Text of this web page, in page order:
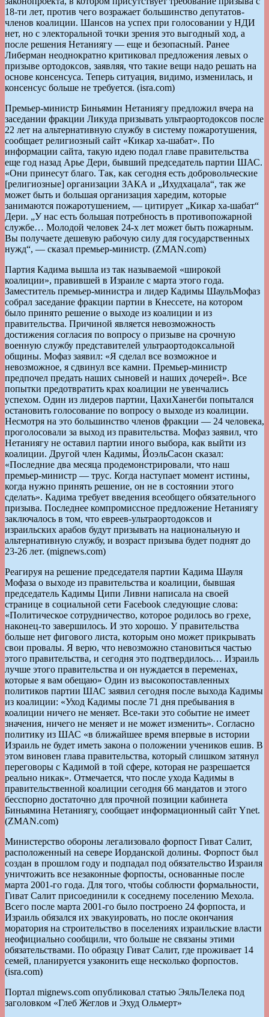
18-ти лет, против чего возражает большинство депутатов-
членов коалиции. Шансов на успех при голосовании у НДИ
нет, но с электоральной точки зрения это выгодный ход, а
после решения Нетаниягу — еще и безопасный. Ранее
Либерман неоднократно критиковал предложения левых о
призыве ортодоксов, заявляя, что такие вещи надо решать на
основе консенсуса. Теперь ситуация, видимо, изменилась, и
консенсус больше не требуется. (isra.com)
Премьер-министр Биньямин Нетаниягу предложил вчера на
заседании фракции Ликуда призывать ультраортодоксов после
22 лет на альтернативную службу в систему пожаротушения,
сообщает религиозный сайт «Кикар ха-шабат». По
информации сайта, такую идею подал главе правительства
еще год назад Арье Дери, бывший председатель партии ШАС.
«Они принесут благо. Так, как сегодня есть добровольческие
[религиозные] организации ЗАКА и „Ихудхацала“, так же
может быть и большая организация харедим, которые
занимаются пожаротушением, — цитирует „Кикар ха-шабат“
Дери. „У нас есть большая потребность в противопожарной
службе… Молодой человек 24-х лет может быть пожарным.
Вы получаете дешевую рабочую силу для государственных
нужд“, — сказал премьер-министр. (ZMAN.com)
Партия Кадима вышла из так называемой «широкой
коалиции», правившей в Израиле с марта этого года.
Заместитель премьер-министра и лидер Кадимы ШаульМофаз
собрал заседание фракции партии в Кнессете, на котором
было принято решение о выходе из коалиции и из
правительства. Причиной является невозможность
достижения согласия по вопросу о призыве на срочную
военную службу представителей ультраортодоксальной
общины. Мофаз заявил: «Я сделал все возможное и
невозможное, я сдвинул все камни. Премьер-министр
предпочел предать наших сыновей и наших дочерей». Все
попытки предотвратить крах коалиции не увенчались
успехом. Один из лидеров партии, ЦахиХанегби попытался
остановить голосование по вопросу о выходе из коалиции.
Несмотря на это большинство членов фракции — 24 человека,
проголосовали за выход из правительства. Мофаз заявил, что
Нетаниягу не оставил партии иного выбора, как выйти из
коалиции. Другой член Кадимы, ЙоэльСасон сказал:
«Последние два месяца продемонстрировали, что наш
премьер-министр — трус. Когда наступает момент истины,
когда нужно принять решение, он не в состоянии этого
сделать». Кадима требует введения всеобщего обязательного
призыва. Последнее компромиссное предложение Нетаниягу
заключалось в том, что евреев-ультраортодоксов и
израильских арабов будут призывать на национальную и
альтернативную службу, и возраст призыва будет поднят до
23-26 лет. (mignews.com)
Реагируя на решение председателя партии Кадима Шауля
Мофаза о выходе из правительства и коалиции, бывшая
председатель Кадимы Ципи Ливни написала на своей
странице в социальной сети Facebook следующие слова:
«Политическое сотрудничество, которое родилось во грехе,
наконец-то завершилось. И это хорошо. У правительства
больше нет фигового листа, которым оно может прикрывать
свои провалы. Я верю, что невозможно становиться частью
этого правительства, и сегодня это подтвердилось… Израиль
лучше этого правительства и он нуждается в переменах,
которые я вам обещаю» Один из высокопоставленных
политиков партии ШАС заявил сегодня после выхода Кадимы
из коалиции: «Уход Кадимы после 71 дня пребывания в
коалиции ничего не меняет. Все-таки это событие не имеет
значения, ничего не меняет и не может изменить». Согласно
политику из ШАС «в ближайшее время впервые в истории
Израиль не будет иметь закона о положении учеников ешив. В
этом виновен глава правительства, который слишком затянул
переговоры с Кадимой в той сфере, которая не разрешается
реально никак». Отмечается, что после ухода Кадимы в
правительственной коалиции сегодня 66 мандатов и этого
бесспорно достаточно для прочной позиции кабинета
Биньямина Нетаниягу, сообщает информационный сайт Ynet.
(ZMAN.com)
Министерство обороны легализовало форпост Гиват Салит,
расположенный на севере Иорданской долины. Форпост был
создан в прошлом году и подпадал под обязательство Израиля
уничтожить все незаконные форпосты, основанные после
марта 2001-го года. Для того, чтобы соблюсти формальности,
Гиват Салит присоединили к соседнему поселению Мехола.
Всего после марта 2001-го было построено 24 форпоста, и
Израиль обязался их эвакуировать, но после окончания
моратория на строительство в поселениях израильские власти
неофициально сообщили, что больше не связаны этими
обязательствами. По образцу Гиват Салит, где проживает 14
семей, планируется узаконить еще несколько форпостов.
(isra.com)
Портал mignews.com опубликовал статью ЭяльЛелека под
заголовком «Глеб Жеглов и Эхуд Ольмерт»